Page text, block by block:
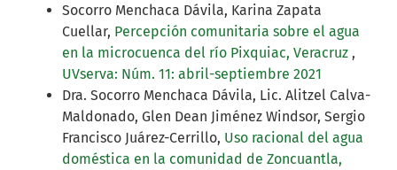
Socorro Menchaca Dávila, Karina Zapata
Cuellar, Percepción comunitaria sobre el agua
en la microcuenca del río Pixquiac, Veracruz ,
UVserva: Núm. 11: abril-septiembre 2021
Dra. Socorro Menchaca Dávila, Lic. Alitzel Calva-
Maldonado, Glen Dean Jiménez Windsor, Sergio
Francisco Juárez-Cerrillo, Uso racional del agua
doméstica en la comunidad de Zoncuantla,